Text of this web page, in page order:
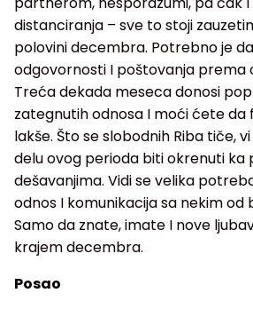
distanciranja – sve to stoji
polovini decembra. Potrebno je
odgovornosti I poštovanja prema
Treća dekada meseca donosi
zategnutih odnosa I moći ćete da
lakše. Što se slobodnih Riba tiče,
delu ovog perioda biti okrenuti ka
dešavanjima. Vidi se velika
odnos I komunikacija sa nekim od
Samo da znate, imate I nove
krajem decembra.
Posao